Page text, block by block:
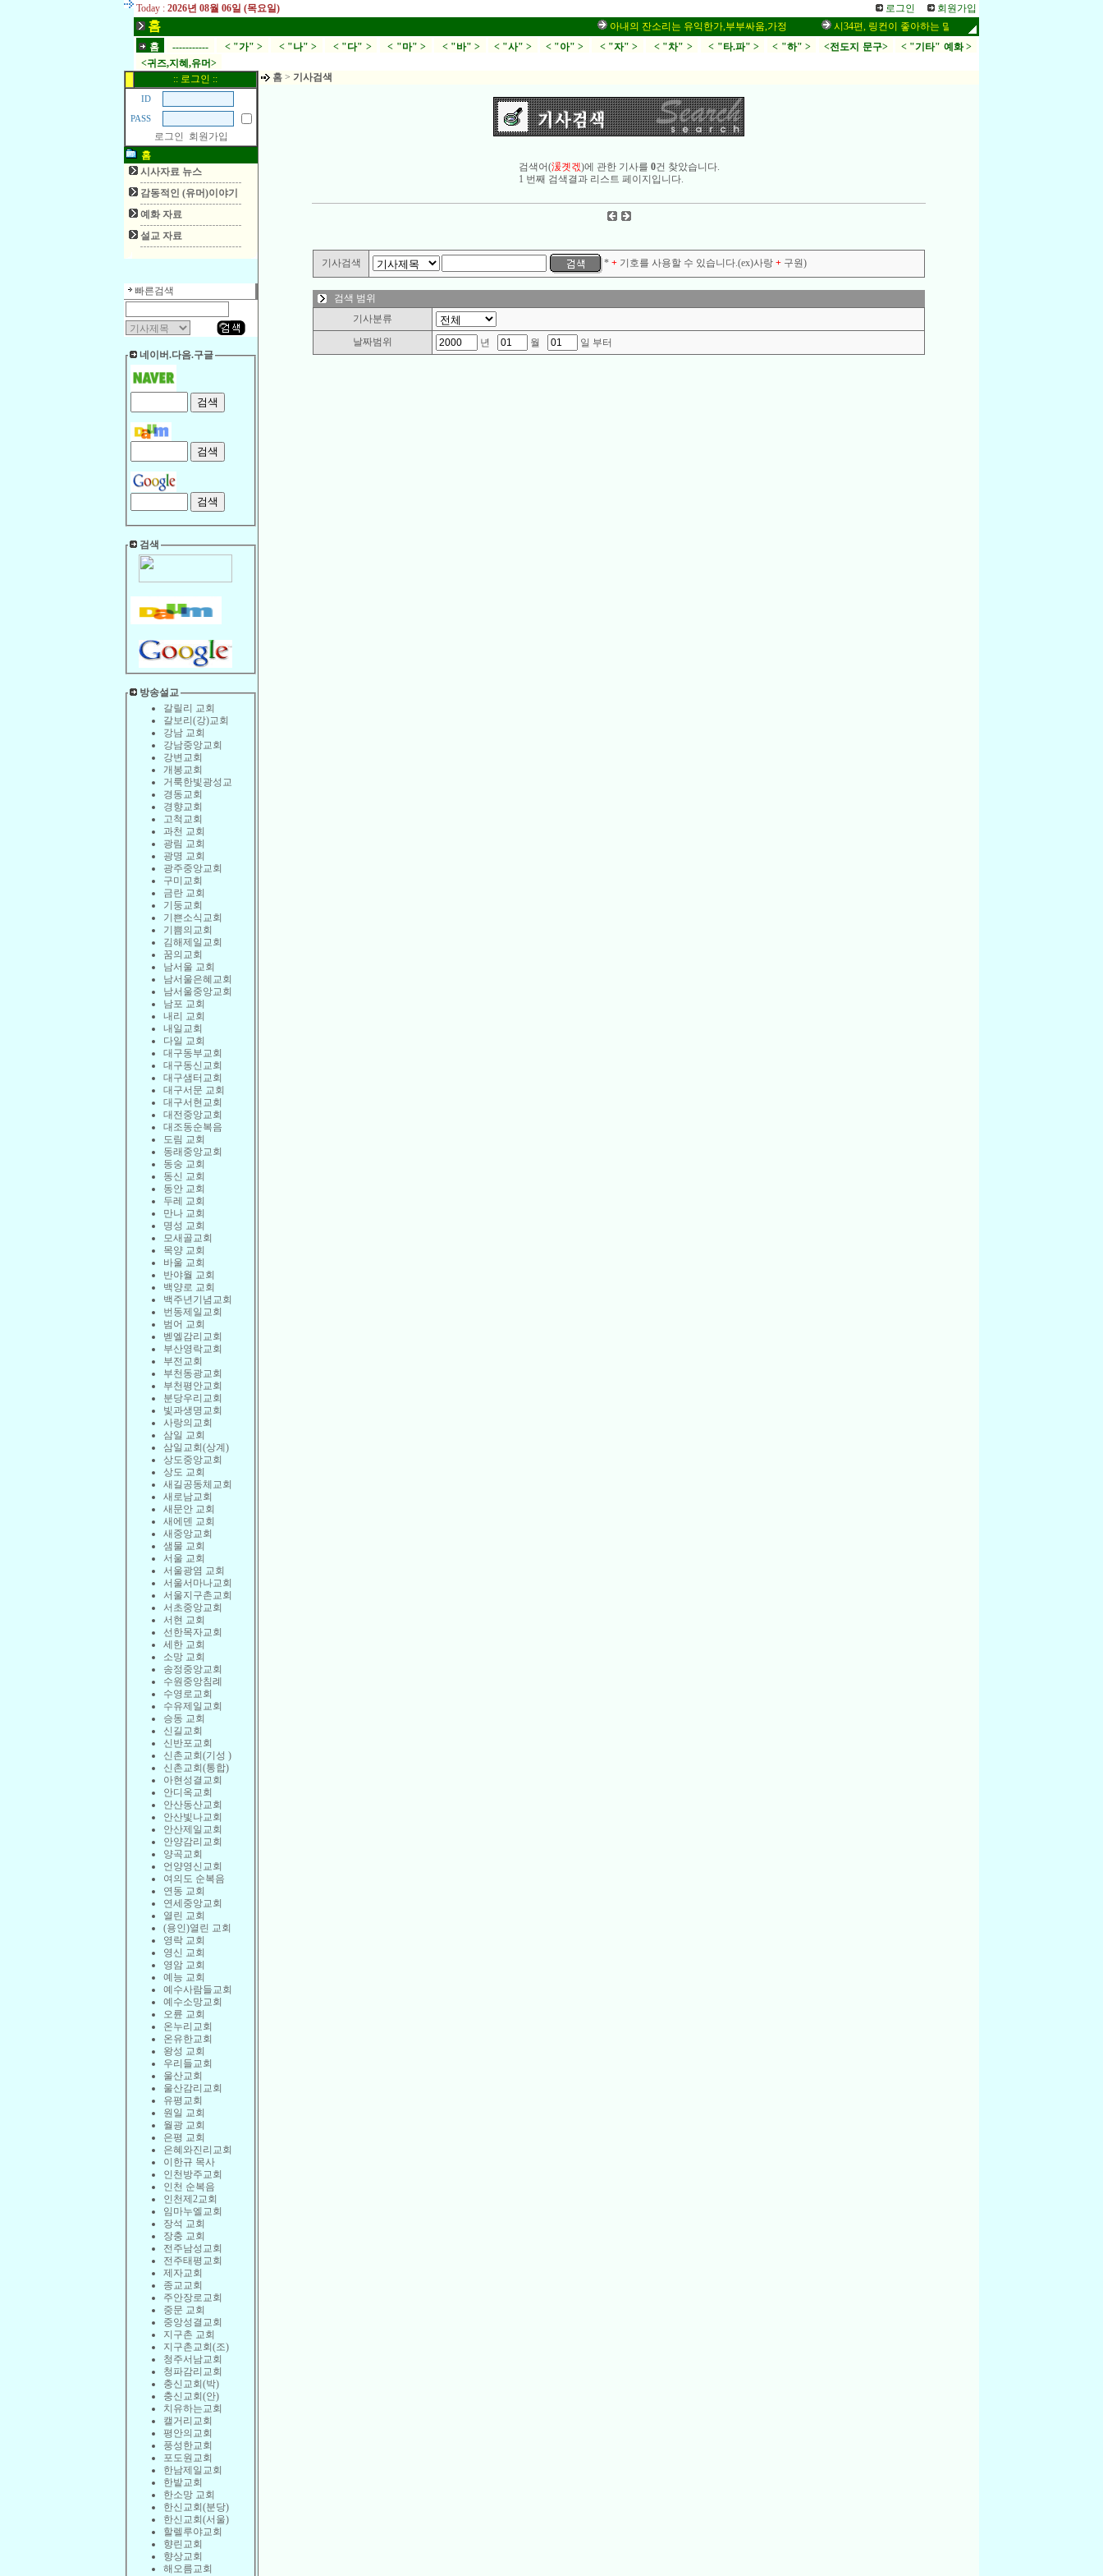
Today : 2026년 08월 06일 (목요일) 로그인 회원가입
홈 아내의 잔소리는 유익한가,부부싸움,가정 시34편, 링컨이 좋아하는 말씀,응답,두려움
홈
----------- < "가" > < "나" > < "다" > < "마" > < "바" > < "사" > < "아" > < "자" > < "차" > < "타.파" > < "하" > <전도지 문구>
< "기타" 예화 >
<귀즈,지혜,유머>
:: 로그인 ::
ID
PASS
로그인
회원가입
홈
시사자료 뉴스
감동적인 (유머)이야기
예화 자료
설교 자료
빠른검색
네이버.다음.구글
검색
방송설교
갈릴리 교회
갈보리(강)교회
강남 교회
강남중앙교회
강변교회
개봉교회
거룩한빛광성교
경동교회
경향교회
고척교회
과천 교회
광림 교회
광명 교회
광주중앙교회
구미교회
금란 교회
기둥교회
기쁜소식교회
기쁨의교회
김해제일교회
꿈의교회
남서울 교회
남서울은혜교회
남서울중앙교회
남포 교회
내리 교회
내일교회
다일 교회
대구동부교회
대구동신교회
대구샘터교회
대구서문 교회
대구서현교회
대전중앙교회
대조동순복음
도림 교회
동래중앙교회
동숭 교회
동신 교회
동안 교회
두레 교회
만나 교회
명성 교회
모새골교회
목양 교회
바울 교회
반야월 교회
백양로 교회
백주년기념교회
번동제일교회
범어 교회
벧엘감리교회
부산영락교회
부전교회
부천동광교회
부천평안교회
분당우리교회
빛과생명교회
사랑의교회
삼일 교회
삼일교회(상계)
상도중앙교회
상도 교회
새길공동체교회
새로남교회
새문안 교회
새에덴 교회
새중앙교회
샘물 교회
서울 교회
서울광염 교회
서울서마나교회
서울지구촌교회
서초중앙교회
서현 교회
선한목자교회
세한 교회
소망 교회
송정중앙교회
수원중앙침례
수영로교회
수유제일교회
승동 교회
신길교회
신반포교회
신촌교회(기성 )
신촌교회(통합)
아현성결교회
안디옥교회
안산동산교회
안산빛나교회
안산제일교회
안양감리교회
양곡교회
언양영신교회
여의도 순복음
연동 교회
연세중앙교회
열린 교회
(용인)열린 교회
영락 교회
영신 교회
영암 교회
예능 교회
예수사람들교회
예수소망교회
오륜 교회
온누리교회
온유한교회
왕성 교회
우리들교회
울산교회
울산감리교회
유평교회
원일 교회
월광 교회
은평 교회
은혜와진리교회
이한규 목사
인천방주교회
인천 순복음
인천제2교회
임마누엘교회
장석 교회
장충 교회
전주남성교회
전주태평교회
제자교회
종교교회
주안장로교회
중문 교회
중앙성결교회
지구촌 교회
지구촌교회(조)
청주서남교회
청파감리교회
충신교회(박)
충신교회(안)
치유하는교회
캘거리교회
평안의교회
풍성한교회
포도원교회
한남제일교회
한밭교회
한소망 교회
한신교회(분당)
한신교회(서울)
할렐루야교회
향린교회
향상교회
해오름교회
홈 > 기사검색
검색어(湲곗겏)에 관한 기사를 0건 찾았습니다.
1 번째 검색결과 리스트 페이지입니다.
기사검색 * + 기호를 사용할 수 있습니다.(ex)사랑 + 구원)
검색 범위
기사분류
날짜범위
년 월 일 부터